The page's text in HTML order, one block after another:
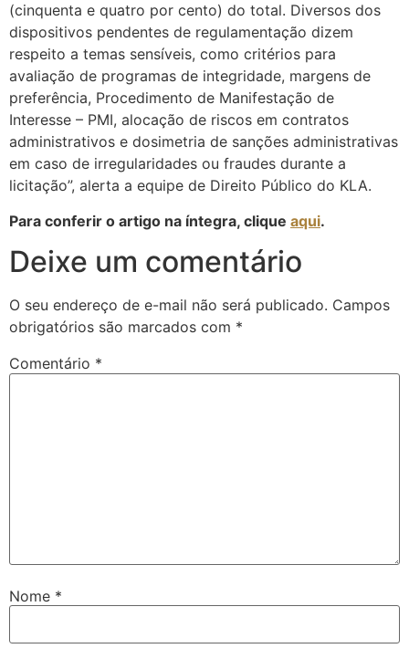
(cinquenta e quatro por cento) do total. Diversos dos
dispositivos pendentes de regulamentação dizem
respeito a temas sensíveis, como critérios para
avaliação de programas de integridade, margens de
preferência, Procedimento de Manifestação de
Interesse – PMI, alocação de riscos em contratos
administrativos e dosimetria de sanções administrativas
em caso de irregularidades ou fraudes durante a
licitação”, alerta a equipe de Direito Público do KLA.
Para conferir o artigo na íntegra, clique aqui.
Deixe um comentário
O seu endereço de e-mail não será publicado. Campos
obrigatórios são marcados com *
Comentário *
Nome *